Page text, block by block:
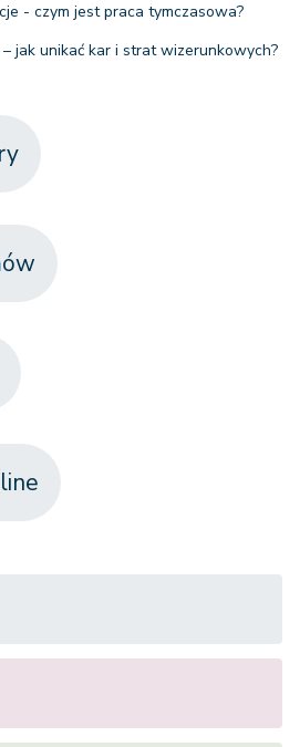
- czym jest praca tymczasowa?
jak unikać kar i strat wizerunkowych?